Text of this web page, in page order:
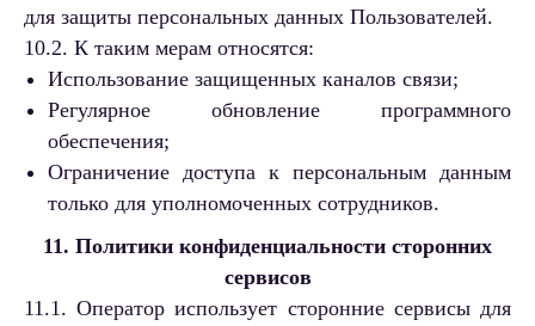
для защиты персональных данных Пользователей.
10.2. К таким мерам относятся:
Использование защищенных каналов связи;
Регулярное обновление программного
обеспечения;
Ограничение доступа к персональным данным
только для уполномоченных сотрудников.
11. Политики конфиденциальности сторонних
сервисов
11.1. Оператор использует сторонние сервисы для